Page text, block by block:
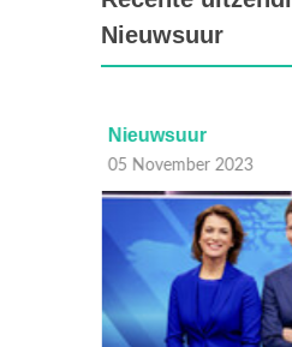
Nieuwsuur
Nieuwsuur
05 November 2023